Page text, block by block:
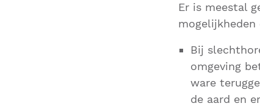
Er is meestal
Bij
omgeving
ware
de aard en